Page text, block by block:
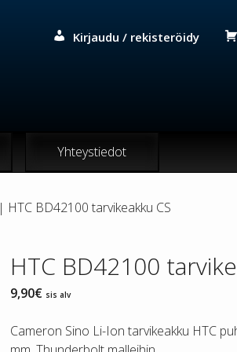
Kirjaudu / rekisteröidy
Yhteystiedot
| HTC BD42100 tarvikeakku CS
HTC BD42100
9,90€ sis alv
Cameron Sino Li-Ion tarvikeakku HTC